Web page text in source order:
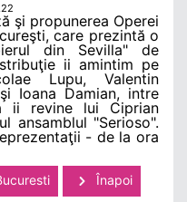
şi propunerea Operei
care prezintă o
din Sevilla" de
ii amintim pe
Lupu, Valentin
Ioana Damian, intre
ii revine lui Ciprian
ansamblul "Serioso".
- de la ora
Înapoi